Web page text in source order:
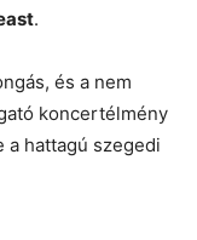
.
és a nem
koncertélmény
a hattagú szegedi